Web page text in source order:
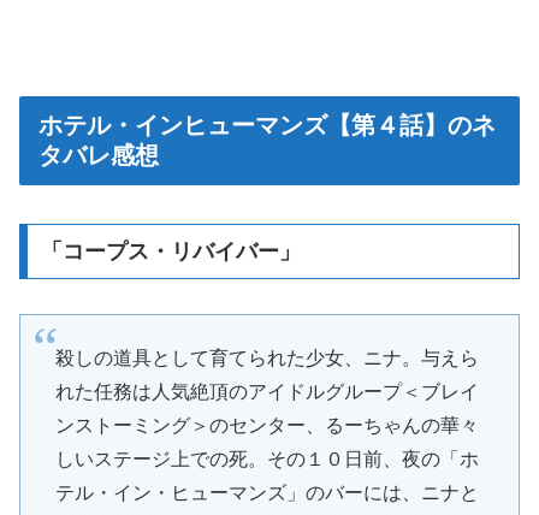
ホテル・インヒューマンズ【第４話】のネ
タバレ感想
「コープス・リバイバー」
殺しの道具として育てられた少女、ニナ。与えら
れた任務は人気絶頂のアイドルグループ＜ブレイ
ンストーミング＞のセンター、るーちゃんの華々
しいステージ上での死。その１０日前、夜の「ホ
テル・イン・ヒューマンズ」のバーには、ニナと